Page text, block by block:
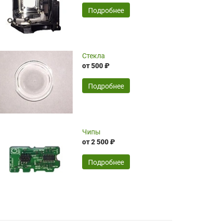
временные затраты по достаточно
оптимизированной стоимости, чему
чрезмерно благодарны!)))
SERGEY FOURSOV,24.04.2026
широкий ассортимент ламп, как оригиналов,
так и аналогов.Быстрое оформление и
передача в доставку, приемлемые цены. Мне
понравилось.
Читать полностью
16.04.2026
Подробнее
Стекла
от 500 ₽
Подробнее
Чипы
от 2 500 ₽
Подробнее